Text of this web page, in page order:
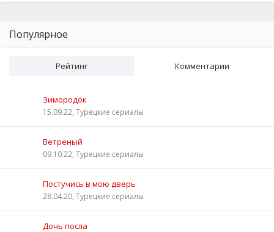
Популярное
Рейтинг Комментарии
Зимородок
15.09.22, Турецкие сериалы
Ветреный
09.10.22, Турецкие сериалы
Постучись в мою дверь
28.04.20, Турецкие сериалы
Дочь посла